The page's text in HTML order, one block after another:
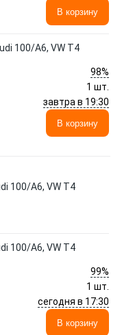
В корзину
100/A6, VW T4
98%
1 шт.
завтра в 19:30
В корзину
100/A6, VW T4
100/A6, VW T4
99%
1 шт.
сегодня в 17:30
В корзину